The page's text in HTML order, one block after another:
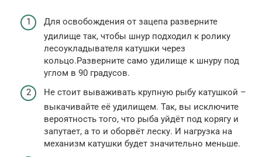
Для освобождения от зацепа разверните
удилище так, чтобы шнур подходил к ролику
лесоукладывателя катушки через
кольцо.Разверните само удилище к шнуру под
углом в 90 градусов.
Не стоит вываживать крупную рыбу катушкой –
выкачивайте её удилищем. Так, вы исключите
вероятность того, что рыба уйдёт под корягу и
запутает, а то и оборвёт леску. И нагрузка на
механизм катушки будет значительно меньше.